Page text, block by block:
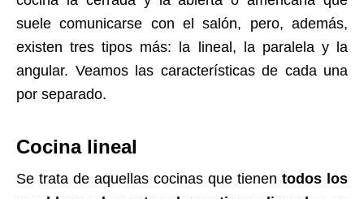
suele comunicarse con el salón, pero, además,
existen tres tipos más: la lineal, la paralela y la
angular. Veamos las características de cada una
por separado.
Cocina lineal
Se trata de aquellas cocinas que tienen todos los